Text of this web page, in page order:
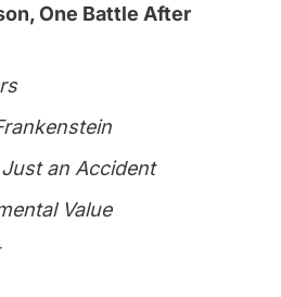
One Battle After
an Accident
Value